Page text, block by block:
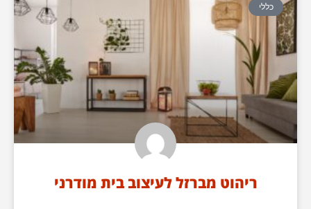
כללי
ריהוט מברזל לעיצוב בית מודרני